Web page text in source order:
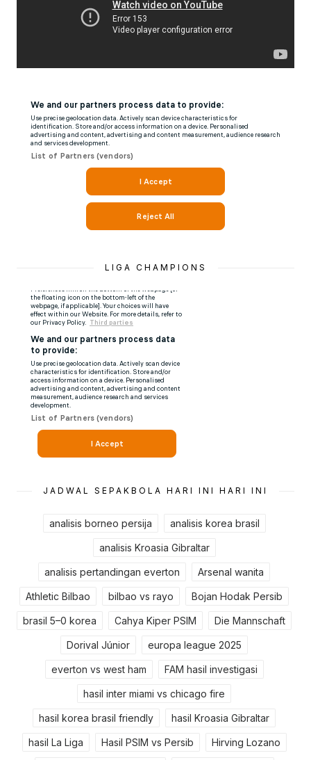
LIGA CHAMPIONS
JADWAL SEPAKBOLA HARI INI HARI INI
analisis borneo persija analisis korea brasil
analisis Kroasia Gibraltar
analisis pertandingan everton Arsenal wanita
Athletic Bilbao bilbao vs rayo Bojan Hodak Persib
brasil 5–0 korea Cahya Kiper PSIM Die Mannschaft
Dorival Júnior europa league 2025
everton vs west ham FAM hasil investigasi
hasil inter miami vs chicago fire
hasil korea brasil friendly hasil Kroasia Gibraltar
hasil La Liga Hasil PSIM vs Persib Hirving Lozano